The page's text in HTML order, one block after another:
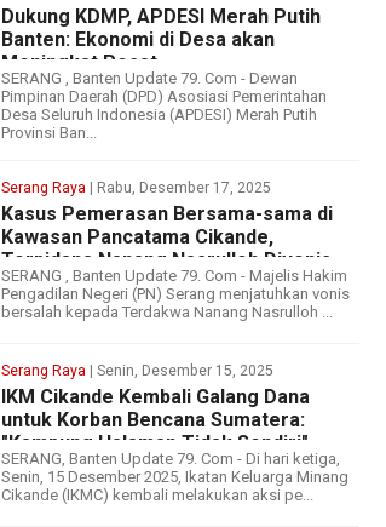
Dukung KDMP, APDESI Merah Putih
Banten: Ekonomi di Desa akan
Meningkat Pesat
SERANG , Banten Update 79. Com - Dewan
Pimpinan Daerah (DPD) Asosiasi Pemerintahan
Desa Seluruh Indonesia (APDESI) Merah Putih
Provinsi Ban...
Serang Raya | Rabu, Desember 17, 2025
Kasus Pemerasan Bersama-sama di
Kawasan Pancatama Cikande,
Terpidana Nanang Nasrulloh Divonis
Tiga Tahun Penjara
SERANG , Banten Update 79. Com - Majelis Hakim
Pengadilan Negeri (PN) Serang menjatuhkan vonis
bersalah kepada Terdakwa Nanang Nasrulloh ...
Serang Raya | Senin, Desember 15, 2025
IKM Cikande Kembali Galang Dana
untuk Korban Bencana Sumatera:
"Kampung Halaman Tidak Sendiri"
SERANG, Banten Update 79. Com - Di hari ketiga,
Senin, 15 Desember 2025, Ikatan Keluarga Minang
Cikande (IKMC) kembali melakukan aksi pe...